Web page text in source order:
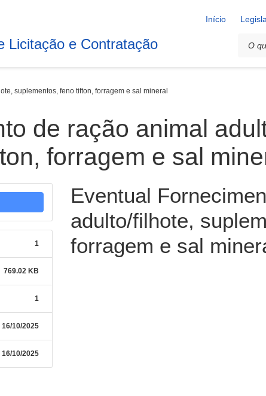
Início
Licitação e Contratação
suplementos, feno tifton, forragem e sal mineral
de ração animal
forragem e sal
1
769.02 KB
1
16/10/2025
16/10/2025
Eventual
adulto/filhote,
forragem e sal